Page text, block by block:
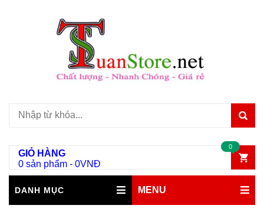
GIỎ HÀNG
0 sản phẩm - 0VNĐ
0
DANH MỤC MENU